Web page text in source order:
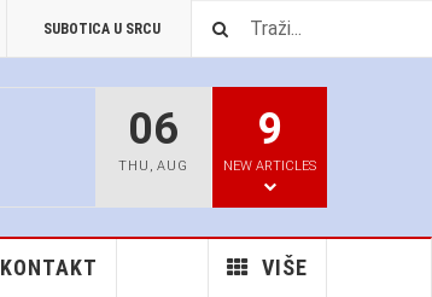
SUBOTICA U SRCU PREUZIMANJA
06
THU , AUG
9
NEW ARTICLES
VIŠE
KONTAKT